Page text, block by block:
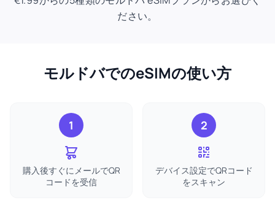
ださい。
モルドバでのeSIMの使い方
1
購入後すぐにメールでQR
コードを受信
2
デバイス設定でQRコード
をスキャン